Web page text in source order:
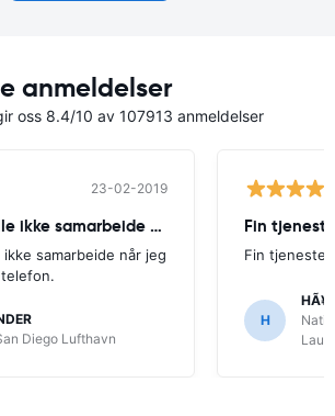
anmeldelser
oss 8.4/10 av 107913 anmeldelser
23-02-2019
Klokkeslett ville ikke samarbeide når
samarbeide når jeg
Diego Lufthavn
Fin
Fin tjeneste
H